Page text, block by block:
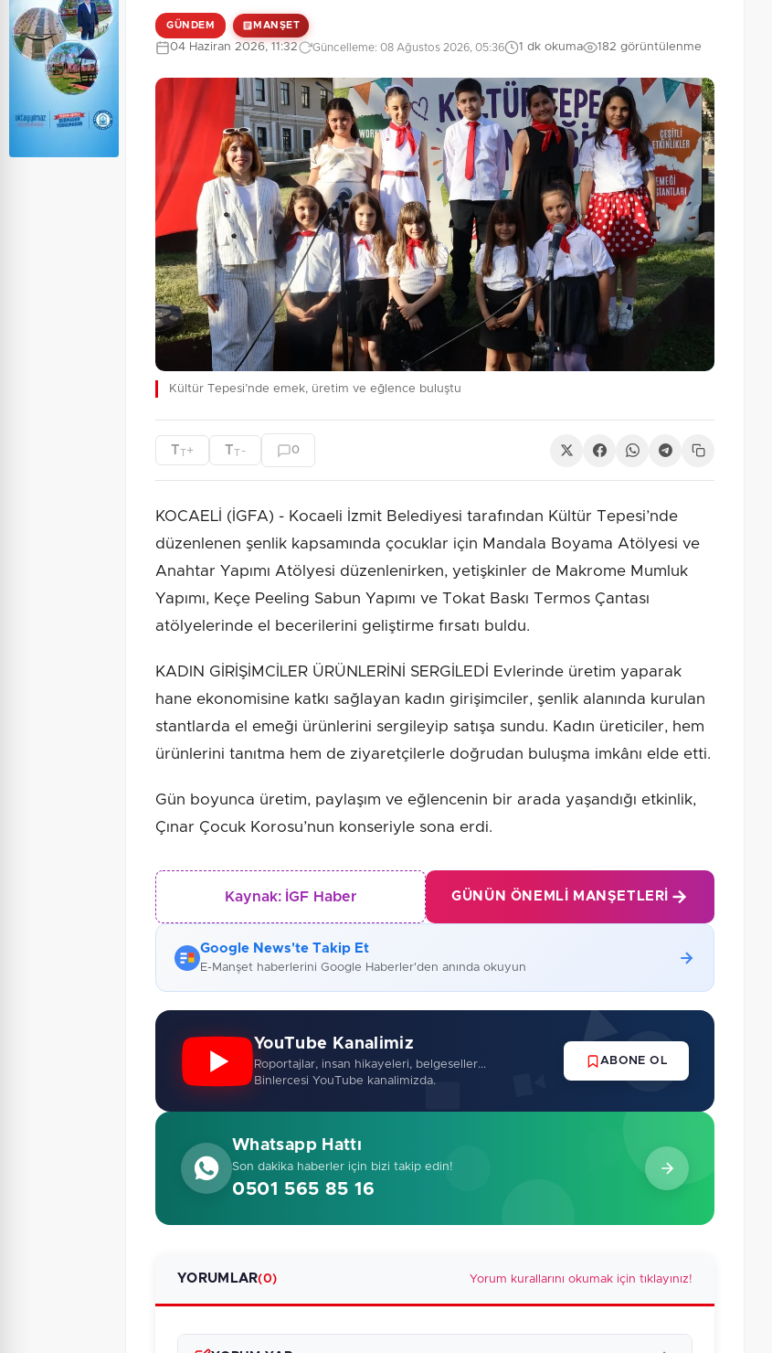
GÜNDEM MANŞET
04 Haziran 2026, 11:32 Güncelleme: 08 Ağustos 2026, 05:36 1 dk okuma 182 görüntülenme
Kültür Tepesi’nde emek, üretim ve eğlence buluştu
TT+ TT - 0
KOCAELİ (İGFA) - Kocaeli İzmit Belediyesi tarafından Kültür Tepesi’nde
düzenlenen şenlik kapsamında çocuklar için Mandala Boyama Atölyesi ve
Anahtar Yapımı Atölyesi düzenlenirken, yetişkinler de Makrome Mumluk
Yapımı, Keçe Peeling Sabun Yapımı ve Tokat Baskı Termos Çantası
atölyelerinde el becerilerini geliştirme fırsatı buldu.
KADIN GİRİŞİMCİLER ÜRÜNLERİNİ SERGİLEDİ Evlerinde üretim yaparak
hane ekonomisine katkı sağlayan kadın girişimciler, şenlik alanında kurulan
stantlarda el emeği ürünlerini sergileyip satışa sundu. Kadın üreticiler, hem
ürünlerini tanıtma hem de ziyaretçilerle doğrudan buluşma imkânı elde etti.
Gün boyunca üretim, paylaşım ve eğlencenin bir arada yaşandığı etkinlik,
Çınar Çocuk Korosu’nun konseriyle sona erdi.
Kaynak: İGF Haber GÜNÜN ÖNEMLI MANŞETLERI
Google News'te Takip Et
E-Manşet haberlerini Google Haberler'den anında okuyun
YouTube Kanalimiz
Roportajlar, insan hikayeleri, belgeseller...
Binlercesi YouTube kanalimizda.
ABONE OL
Whatsapp Hattı
Son dakika haberler için bizi takip edin!
0501 565 85 16
YORUMLAR(0) Yorum kurallarını okumak için tıklayınız!